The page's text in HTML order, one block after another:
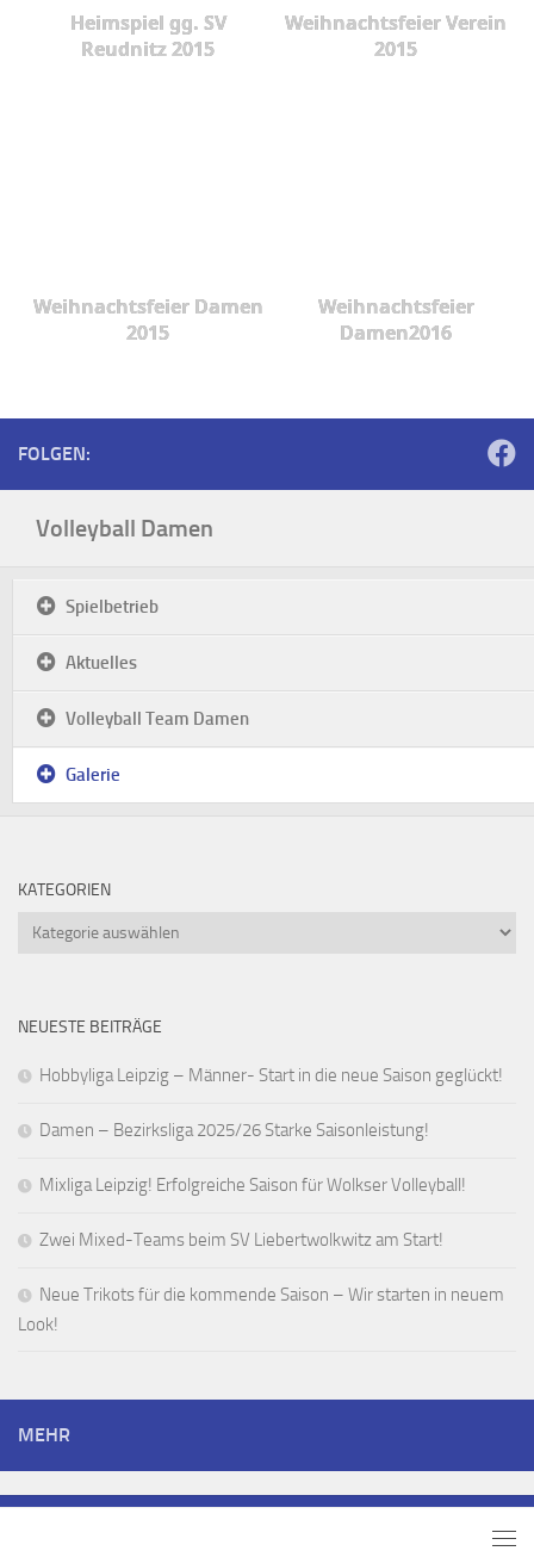
Heimspiel gg. SV
Reudnitz 2015
Weihnachtsfeier Verein
2015
Weihnachtsfeier Damen
2015
Weihnachtsfeier
Damen2016
FOLGEN:
Volleyball Damen
Spielbetrieb
Aktuelles
Volleyball Team Damen
Galerie
KATEGORIEN
Kategorien
NEUESTE BEITRÄGE
Hobbyliga Leipzig – Männer- Start in die neue Saison geglückt!
Damen – Bezirksliga 2025/26 Starke Saisonleistung!
Mixliga Leipzig! Erfolgreiche Saison für Wolkser Volleyball!
Zwei Mixed-Teams beim SV Liebertwolkwitz am Start!
Neue Trikots für die kommende Saison – Wir starten in neuem
Look!
MEHR